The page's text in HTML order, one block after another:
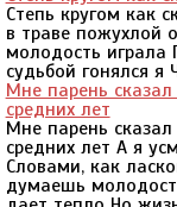
Степь кругом как
в траве пожухлой
молодость играла
судьбой гонялся я
Мне парень
средних лет
Мне парень
средних лет А я
Словами, как
думаешь